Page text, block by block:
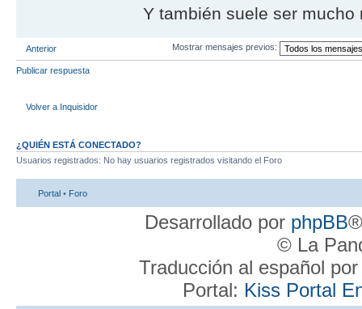
Y también suele ser mucho
Anterior Mostrar mensajes previos:
Publicar respuesta
Volver a Inquisidor
¿QUIÉN ESTÁ CONECTADO?
Usuarios registrados: No hay usuarios registrados visitando el Foro
Portal • Foro
Desarrollado por phpBB
© La
Traducción al español
Portal: Kiss Portal